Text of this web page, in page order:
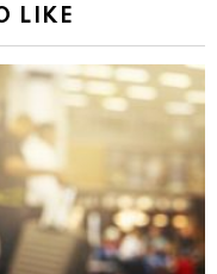
LIKE